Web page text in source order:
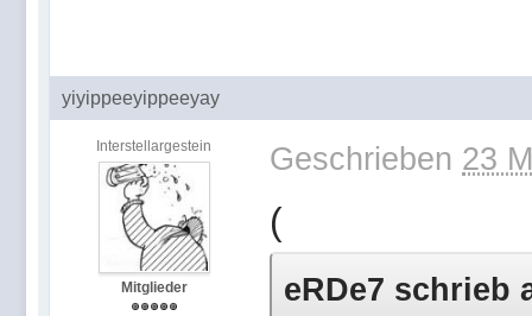
yiyippeeyippeeyay
Interstellargestein
Mitglieder
Geschrieben 23
(
eRDe7 schrieb